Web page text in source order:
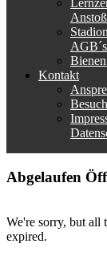
AGB´s
Kontakt
Abgelaufen
We're sorry, but all
expired.